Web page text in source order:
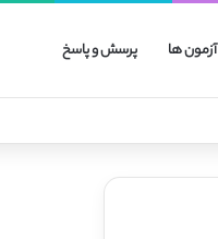
آزمون ها پرسش و پاسخ